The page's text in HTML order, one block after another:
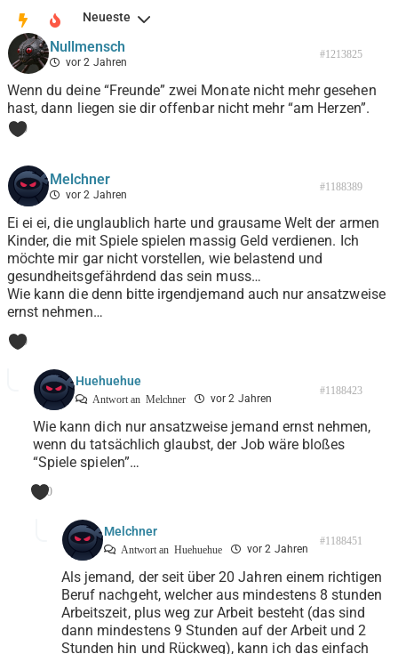
Neueste
Nullmensch
vor 2 Jahren
#1213825
Wenn du deine “Freunde” zwei Monate nicht mehr gesehen
hast, dann liegen sie dir offenbar nicht mehr “am Herzen”.
0
Melchner
vor 2 Jahren
#1188389
Ei ei ei, die unglaublich harte und grausame Welt der armen
Kinder, die mit Spiele spielen massig Geld verdienen. Ich
möchte mir gar nicht vorstellen, wie belastend und
gesundheitsgefährdend das sein muss…
Wie kann die denn bitte irgendjemand auch nur ansatzweise
ernst nehmen…
0
Huehuehue
Antwort an Melchner vor 2 Jahren
#1188423
Wie kann dich nur ansatzweise jemand ernst nehmen,
wenn du tatsächlich glaubst, der Job wäre bloßes
“Spiele spielen”…
0
Melchner
Antwort an Huehuehue vor 2 Jahren
#1188451
Als jemand, der seit über 20 Jahren einem richtigen
Beruf nachgeht, welcher aus mindestens 8 stunden
Arbeitszeit, plus weg zur Arbeit besteht (das sind
dann mindestens 9 Stunden auf der Arbeit und 2
Stunden hin und Rückweg), kann ich das einfach